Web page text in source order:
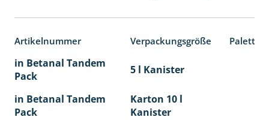
Artikelnummer Verpackungsgröße
in Betanal Tandem
Pack
5 l Kanister
in Betanal Tandem
Pack
Karton 10 l
Kanister